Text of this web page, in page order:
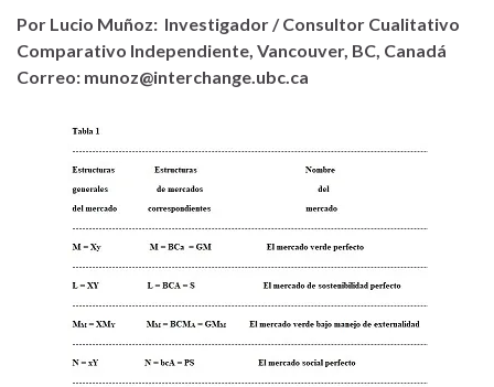
Por Lucio Muñoz: Investigador / Consultor Cualitativo
Comparativo Independiente, Vancouver, BC, Canadá
Correo: munoz@interchange.ubc.ca